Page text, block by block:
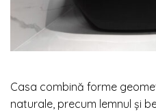
Casa combină forme
naturale, precum lemnul și